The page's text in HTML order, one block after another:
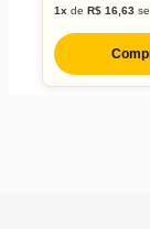
1x de R$ 16,63